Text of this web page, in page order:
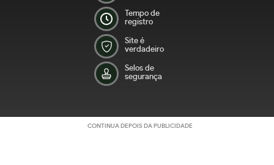
Tempo de
registro
Site é
verdadeiro
Selos de
segurança
CONTINUA DEPOIS DA PUBLICIDADE